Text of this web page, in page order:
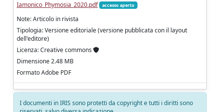
Iamonico_Phymosia_2020.pdf
accesso aperto
Note: Articolo in rivista
Tipologia: Versione editoriale (versione pubblicata con il layout
dell'editore)
Licenza: Creative commons
Dimensione 2.48 MB
Formato Adobe PDF
I documenti in IRIS sono protetti da copyright e tutti i diritti sono